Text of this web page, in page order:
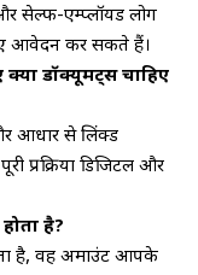
सेल्फ-एम्प्लॉयड लोग
आवेदन कर सकते हैं।
डॉक्यूमेंट्स चाहिए
आधार से लिंक्ड
प्रक्रिया डिजिटल और
है?
है, वह अमाउंट आपके